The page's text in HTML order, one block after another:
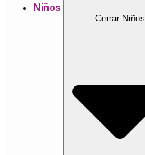
Niños
Cerrar Niños